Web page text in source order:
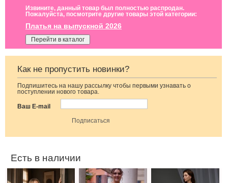
Извините, данный товар был полностью распродан.
Пожалуйста, посмотрите другие товары этой категории:
Платья на выпускной 2026
Перейти в каталог
Как не пропустить новинки?
Подпишитесь на нашу рассылку чтобы первыми узнавать о
поступлении нового товара.
Ваш E-mail
Есть в наличии
Вечернее платье
молочного цвета
с накидкой
Коктейльное
классическое
миди длины
Свадебное белое